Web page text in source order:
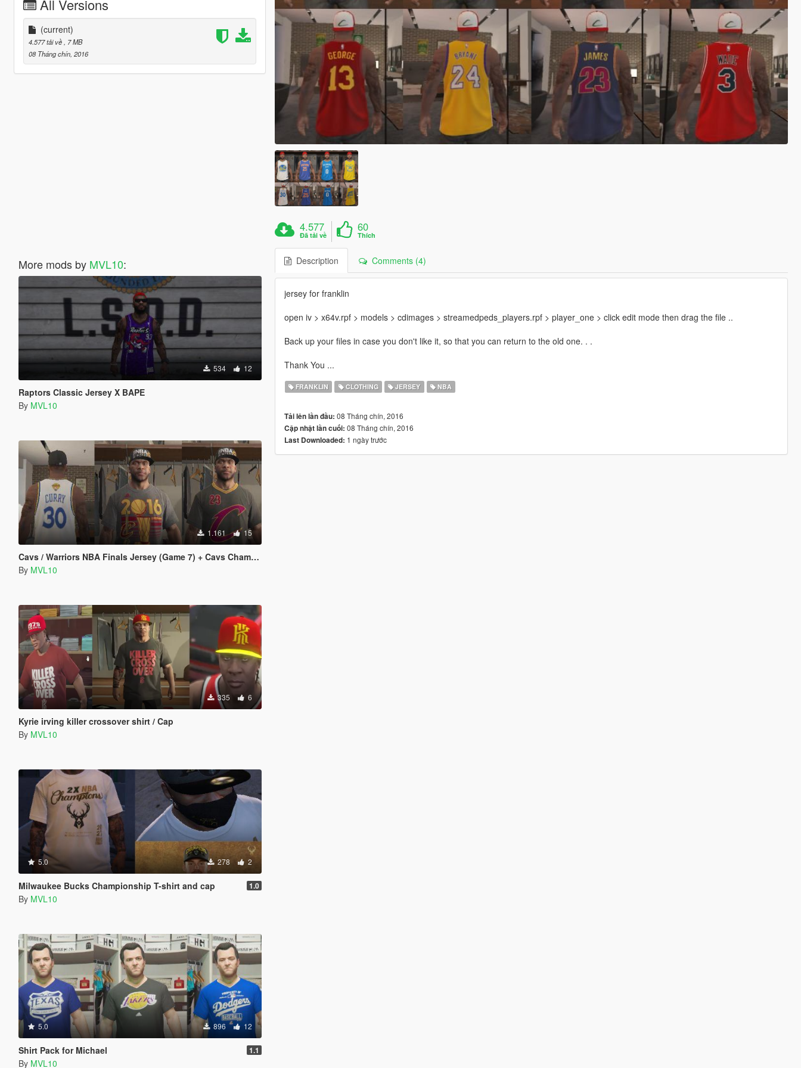
All Versions
(current)
4.577 tải về
, 7 MB
08 Tháng chín, 2016
More mods by MVL10:
534 12
Raptors Classic Jersey X BAPE
By MVL10
1.161 15
Cavs / Warriors NBA Finals Jersey (Game 7) + Cavs Championship Shirt and Cap
By MVL10
335 6
Kyrie irving killer crossover shirt / Cap
By MVL10
5.0 278 2
Milwaukee Bucks Championship T-shirt and cap 1.0
By MVL10
5.0 896 12
Shirt Pack for Michael 1.1
By MVL10
4.577
Đã tải về
60
Thích
Description Comments (4)
jersey for franklin
open iv > x64v.rpf > models > cdimages > streamedpeds_players.rpf > player_one > click edit mode then drag the file ..
Back up your files in case you don't like it, so that you can return to the old one. . .
Thank You ...
FRANKLIN CLOTHING JERSEY NBA
Tải lên lần đầu: 08 Tháng chín, 2016
Cập nhật lần cuối: 08 Tháng chín, 2016
Last Downloaded: 1 ngày trước